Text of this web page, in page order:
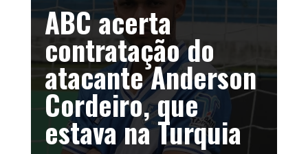
ABC acerta
contratação do
atacante Anderson
Cordeiro, que
estava na Turquia